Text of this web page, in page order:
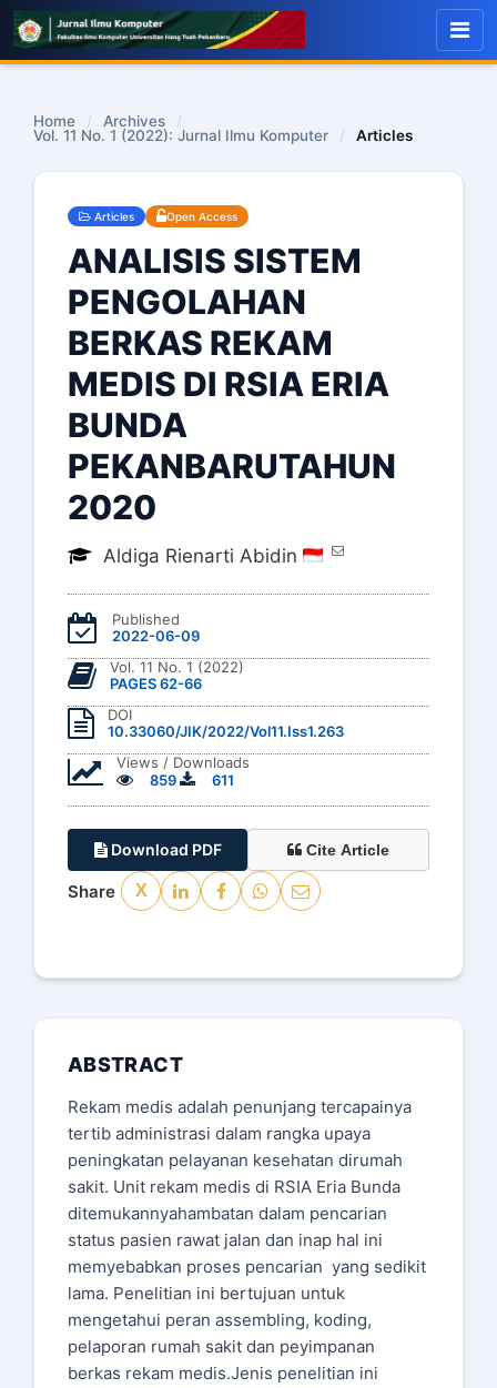
Home / Archives
/
Vol. 11 No. 1 (2022): Jurnal Ilmu Komputer
/ Articles
Articles Open Access
ANALISIS SISTEM
PENGOLAHAN
BERKAS REKAM
MEDIS DI RSIA ERIA
BUNDA
PEKANBARUTAHUN
2020
Aldiga Rienarti Abidin
Published
2022-06-09
Vol. 11 No. 1 (2022)
PAGES 62-66
DOI
10.33060/JIK/2022/Vol11.Iss1.263
Views / Downloads
859
611
Download PDF Cite Article
Share X
ABSTRACT
Rekam medis adalah penunjang tercapainya
tertib administrasi dalam rangka upaya
peningkatan pelayanan kesehatan dirumah
sakit. Unit rekam medis di RSIA Eria Bunda
ditemukannyahambatan dalam pencarian
status pasien rawat jalan dan inap hal ini
memyebabkan proses pencarian yang sedikit
lama. Penelitian ini bertujuan untuk
mengetahui peran assembling, koding,
pelaporan rumah sakit dan peyimpanan
berkas rekam medis.Jenis penelitian ini